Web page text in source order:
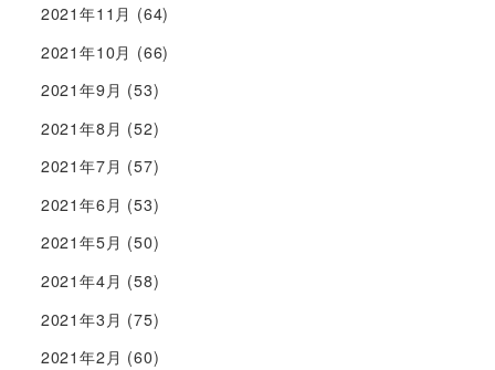
2021年11月 (64)
2021年10月 (66)
2021年9月 (53)
2021年8月 (52)
2021年7月 (57)
2021年6月 (53)
2021年5月 (50)
2021年4月 (58)
2021年3月 (75)
2021年2月 (60)